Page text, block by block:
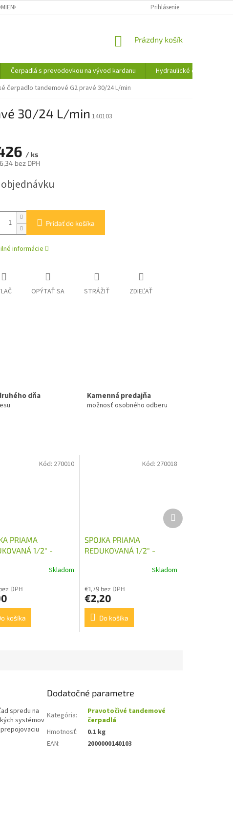
OCHRANY OSOBNÝCH ÚDAJOV INFORMÁCIE O SÚBOROCH COOKIES
Prihlásenie
NÁKUPNÝ
Prázdny košík
Čerpadlá s prevodovkou na vývod kardanu
Hydraulické čerpadlá
čerpadlo tandemové G2 pravé 30/24 L/min
30/24 L/min 140103
/ ks
bez DPH
objednávku
Pridať do košíka
informácie
OPÝTAŤ SA STRÁŽIŤ ZDIEĽAŤ
dňa Kamenná predajňa
možnosť osobného odberu
PRIAMA
1/2" -
Skladom
DPH
košíka
Kód: 270010
SPOJKA PRIAMA
REDUKOVANÁ 1/2" -
Skladom
€1,79 bez DPH
€2,20
Do košíka
Kód: 270018
Ďalší
produkt
spredu na
systémov
Dodatočné parametre
Kategória:
Pravotočivé tandemové
čerpadlá
Hmotnosť:
0.1 kg
EAN: 2000000140103